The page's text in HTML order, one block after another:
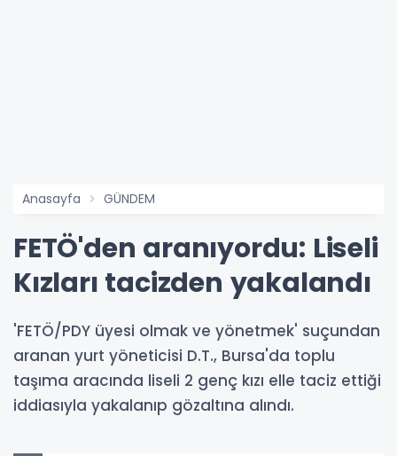
Anasayfa GÜNDEM
FETÖ'den aranıyordu: Liseli
Kızları tacizden yakalandı
'FETÖ/PDY üyesi olmak ve yönetmek' suçundan
aranan yurt yöneticisi D.T., Bursa'da toplu
taşıma aracında liseli 2 genç kızı elle taciz ettiği
iddiasıyla yakalanıp gözaltına alındı.